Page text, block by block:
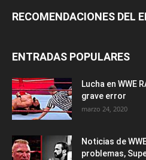
RECOMENDACIONES DEL
ENTRADAS POPULARES
Lucha en WWE
grave error
marzo 24, 2020
Noticias de
problemas,